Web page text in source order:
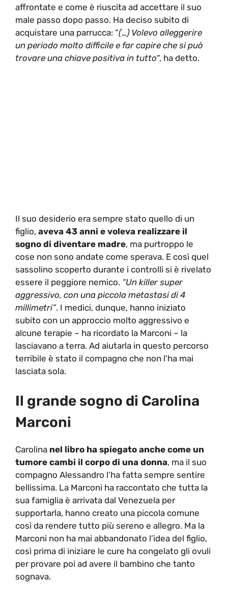
affrontate e come è riuscita ad accettare il suo
male passo dopo passo. Ha deciso subito di
acquistare una parrucca: “(…) Volevo alleggerire
un periodo molto difficile e far capire che si può
trovare una chiave positiva in tutto“, ha detto.
Il suo desiderio era sempre stato quello di un
figlio, aveva 43 anni e voleva realizzare il
sogno di diventare madre, ma purtroppo le
cose non sono andate come sperava. E così quel
sassolino scoperto durante i controlli si è rivelato
essere il peggiore nemico. “Un killer super
aggressivo, con una piccola metastasi di 4
millimetri”. I medici, dunque, hanno iniziato
subito con un approccio molto aggressivo e
alcune terapie – ha ricordato la Marconi – la
lasciavano a terra. Ad aiutarla in questo percorso
terribile è stato il compagno che non l’ha mai
lasciata sola.
Il grande sogno di Carolina
Marconi
Carolina nel libro ha spiegato anche come un
tumore cambi il corpo di una donna, ma il suo
compagno Alessandro l’ha fatta sempre sentire
bellissima. La Marconi ha raccontato che tutta la
sua famiglia è arrivata dal Venezuela per
supportarla, hanno creato una piccola comune
così da rendere tutto più sereno e allegro. Ma la
Marconi non ha mai abbandonato l’idea del figlio,
così prima di iniziare le cure ha congelato gli ovuli
per provare poi ad avere il bambino che tanto
sognava.